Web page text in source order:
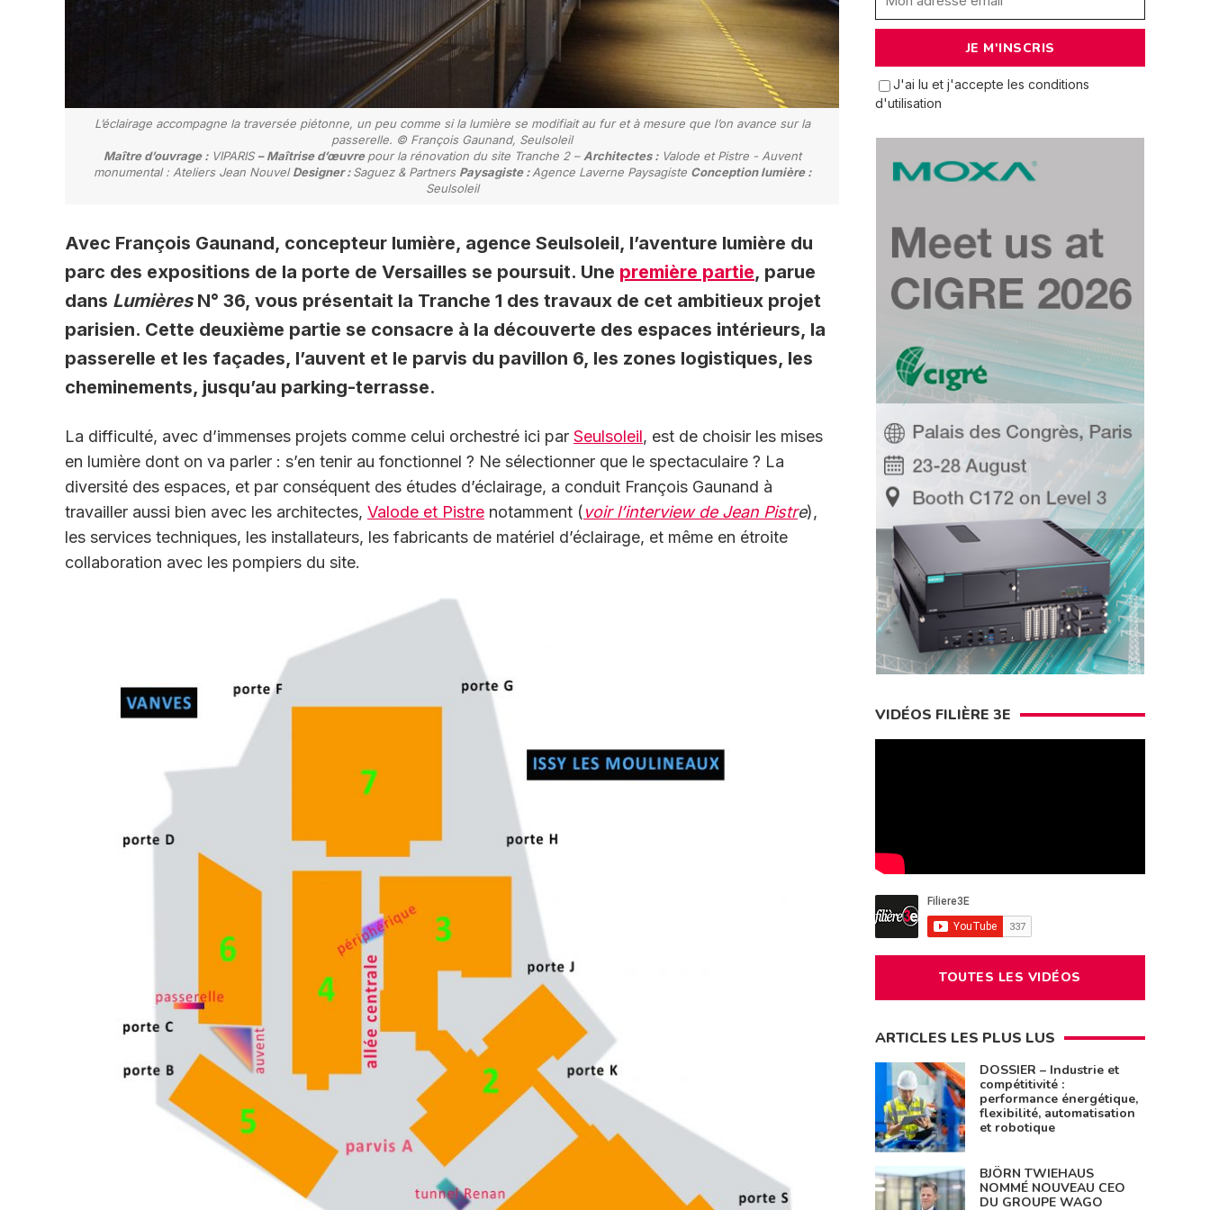
L’éclairage accompagne la traversée piétonne, un peu comme si la lumière se modifiait au fur et à mesure que l’on avance sur la
passerelle. © François Gaunand, Seulsoleil
Maître d’ouvrage :VIPARIS– Maîtrise d’œuvrepour la rénovation du site Tranche 2 – Architectes :Valode et Pistre - Auvent
monumental : Ateliers Jean NouvelDesigner :Saguez & Partners Paysagiste :Agence Laverne Paysagiste Conception lumière :
Seulsoleil
Avec François Gaunand, concepteur lumière, agence Seulsoleil, l’aventure lumière du
parc des expositions de la porte de Versailles se poursuit. Une première partie, parue
dans LumièresN° 36, vous présentait la Tranche 1 des travaux de cet ambitieux projet
parisien. Cette deuxième partie se consacre à la découverte des espaces intérieurs, la
passerelle et les façades, l’auvent et le parvis du pavillon 6, les zones logistiques, les
cheminements, jusqu’au parking-terrasse.
La difficulté, avec d’immenses projets comme celui orchestré ici par Seulsoleil, est de choisir les mises
en lumière dont on va parler : s’en tenir au fonctionnel ? Ne sélectionner que le spectaculaire ? La
diversité des espaces, et par conséquent des études d’éclairage, a conduit François Gaunand à
travailler aussi bien avec les architectes, Valode et Pistre notamment (voir l’interview de Jean Pistre),
les services techniques, les installateurs, les fabricants de matériel d’éclairage, et même en étroite
collaboration avec les pompiers du site.
J'ai lu et j'accepte les conditions
d'utilisation
VIDÉOS FILIÈRE 3E
TOUTES LES VIDÉOS
ARTICLES LES PLUS LUS
DOSSIER – Industrie et
compétitivité :
performance énergétique,
flexibilité, automatisation
et robotique
BJÖRN TWIEHAUS
NOMMÉ NOUVEAU CEO
DU GROUPE WAGO